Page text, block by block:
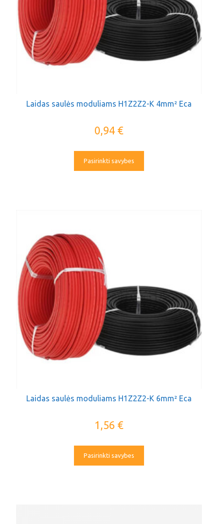
Laidas saulės moduliams H1Z2Z2-K 4mm² Eca
0,94 €
Pasirinkti savybes
Laidas saulės moduliams H1Z2Z2-K 6mm² Eca
1,56 €
Pasirinkti savybes